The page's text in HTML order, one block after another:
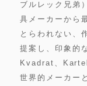
ブルレック兄弟
具メーカーから
とらわれない、
提案し、印象的
Kvadrat、
世界的メーカー